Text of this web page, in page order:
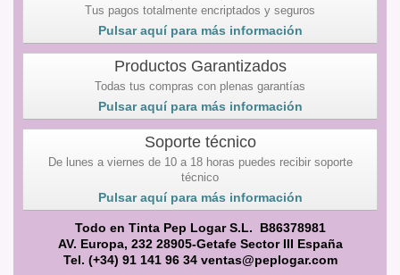
Tus pagos totalmente encriptados y seguros
Pulsar aquí para más información
Productos Garantizados
Todas tus compras con plenas garantías
Pulsar aquí para más información
Soporte técnico
De lunes a viernes de 10 a 18 horas puedes recibir soporte
técnico
Pulsar aquí para más información
Todo en Tinta Pep Logar S.L. B86378981
AV. Europa, 232 28905-Getafe Sector III España
Tel. (+34) 91 141 96 34 ventas@peplogar.com